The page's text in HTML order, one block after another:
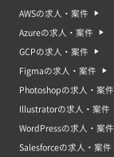
AWSの求人・案件
Azureの求人・案件
GCPの求人・案件
Figmaの求人・案件
Photoshopの求人・案件
Illustratorの求人・案件
WordPressの求人・案件
Salesforceの求人・案件